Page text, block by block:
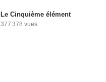
Le Cinquième élément
377 378 vues